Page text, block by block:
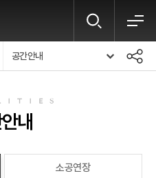
공간안내
내
소공연장